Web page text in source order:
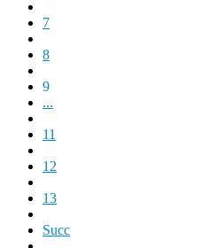
7
8
9
...
11
12
13
Succ